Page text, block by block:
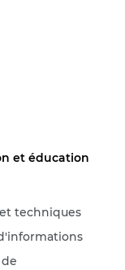
et éducation
techniques